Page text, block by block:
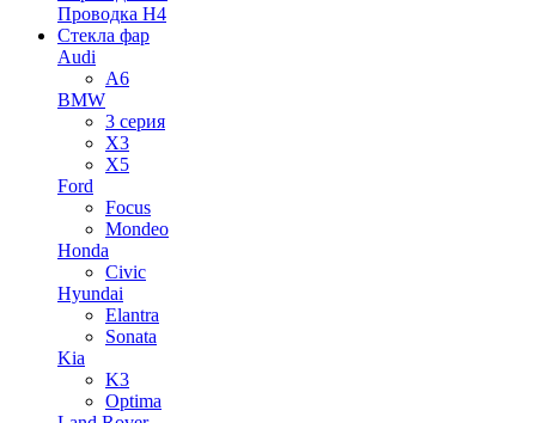
Проводка H4
Стекла фар
Audi
A6
BMW
3 серия
X3
X5
Ford
Focus
Mondeo
Honda
Civic
Hyundai
Elantra
Sonata
Kia
K3
Optima